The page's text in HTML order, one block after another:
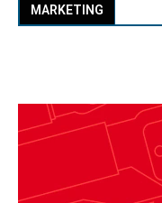
MARKETING